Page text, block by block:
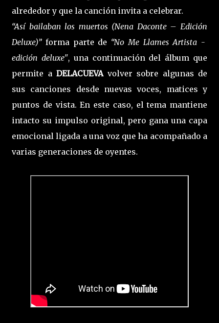
alrededor y que la canción invita a celebrar.
“Así bailaban los muertos (Nena Daconte – Edición
Deluxe)”forma parte de “No Me Llames Artista -
edición deluxe", una continuación del álbum que
permite a DELACUEVA volver sobre algunas de
sus canciones desde nuevas voces, matices y
puntos de vista. En este caso, el tema mantiene
intacto su impulso original, pero gana una capa
emocional ligada a una voz que ha acompañado a
varias generaciones de oyentes.